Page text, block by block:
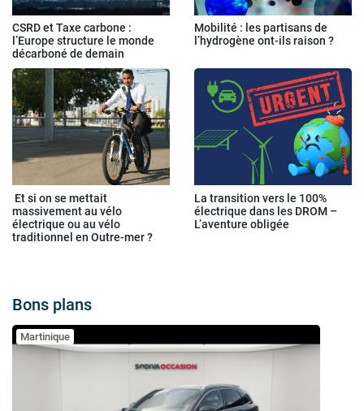
CSRD et Taxe carbone :
l’Europe structure le monde
décarboné de demain
Mobilité : les partisans de
l’hydrogène ont-ils raison ?
Et si on se mettait
massivement au vélo
électrique ou au vélo
traditionnel en Outre-mer ?
La transition vers le 100%
électrique dans les DROM –
L’aventure obligée
Bons plans
Martinique